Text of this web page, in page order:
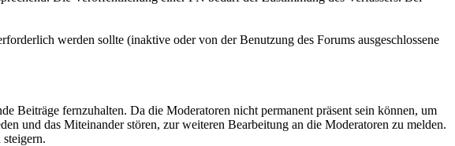
werden sollte (inaktive oder von der Benutzung des Forums ausgeschlossene
Beiträge fernzuhalten. Da die Moderatoren nicht permanent präsent sein können, um
und das Miteinander stören, zur weiteren Bearbeitung an die Moderatoren zu melden.